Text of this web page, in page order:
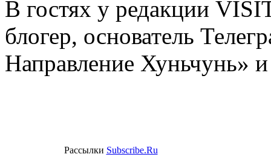
В гостях у редакции
блогер, основатель
Направление Хуньчунь»
Рассылки Subscribe.Ru